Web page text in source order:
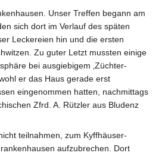
Unser Treffen begann am
sich dort im Verlauf des späten
Leckereien hin und die ersten
Zu guter Letzt mussten einige
bei ausgiebigem ‚Züchter-
er das Haus gerade erst
eingenommen hatten, nachmittags
Zfrd. A. Rützler aus Bludenz
teilnahmen, zum Kyffhäuser-
aufzubrechen. Dort